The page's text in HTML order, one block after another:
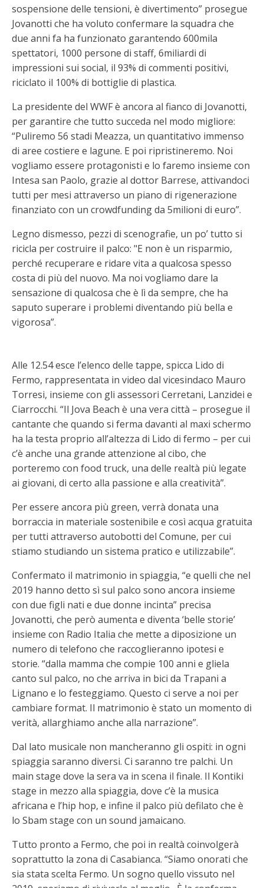
sospensione delle tensioni, è divertimento” prosegue
Jovanotti che ha voluto confermare la squadra che
due anni fa ha funzionato garantendo 600mila
spettatori, 1000 persone di staff, 6miliardi di
impressioni sui social, il 93% di commenti positivi,
riciclato il 100% di bottiglie di plastica.
La presidente del WWF è ancora al fianco di Jovanotti,
per garantire che tutto succeda nel modo migliore:
“Puliremo 56 stadi Meazza, un quantitativo immenso
di aree costiere e lagune. E poi ripristineremo. Noi
vogliamo essere protagonisti e lo faremo insieme con
Intesa san Paolo, grazie al dottor Barrese, attivandoci
tutti per mesi attraverso un piano di rigenerazione
finanziato con un crowdfunding da 5milioni di euro”.
Legno dismesso, pezzi di scenografie, un po’ tutto si
ricicla per costruire il palco: "E non è un risparmio,
perché recuperare e ridare vita a qualcosa spesso
costa di più del nuovo. Ma noi vogliamo dare la
sensazione di qualcosa che è lì da sempre, che ha
saputo superare i problemi diventando più bella e
vigorosa”.
Alle 12.54 esce l’elenco delle tappe, spicca Lido di
Fermo, rappresentata in video dal vicesindaco Mauro
Torresi, insieme con gli assessori Cerretani, Lanzidei e
Ciarrocchi. “Il Jova Beach è una vera città – prosegue il
cantante che quando si ferma davanti al maxi schermo
ha la testa proprio all’altezza di Lido di fermo – per cui
c’è anche una grande attenzione al cibo, che
porteremo con food truck, una delle realtà più legate
ai giovani, di certo alla passione e alla creatività”.
Per essere ancora più green, verrà donata una
borraccia in materiale sostenibile e così acqua gratuita
per tutti attraverso autobotti del Comune, per cui
stiamo studiando un sistema pratico e utilizzabile”.
Confermato il matrimonio in spiaggia, “e quelli che nel
2019 hanno detto sì sul palco sono ancora insieme
con due figli nati e due donne incinta” precisa
Jovanotti, che però aumenta e diventa ‘belle storie’
insieme con Radio Italia che mette a diposizione un
numero di telefono che raccoglieranno ipotesi e
storie. “dalla mamma che compie 100 anni e gliela
canto sul palco, no che arriva in bici da Trapani a
Lignano e lo festeggiamo. Questo ci serve a noi per
cambiare format. Il matrimonio è stato un momento di
verità, allarghiamo anche alla narrazione”.
Dal lato musicale non mancheranno gli ospiti: in ogni
spiaggia saranno diversi. Ci saranno tre palchi. Un
main stage dove la sera va in scena il finale. Il Kontiki
stage in mezzo alla spiaggia, dove c’è la musica
africana e l’hip hop, e infine il palco più defilato che è
lo Sbam stage con un sound jamaicano.
Tutto pronto a Fermo, che poi in realtà coinvolgerà
soprattutto la zona di Casabianca. “Siamo onorati che
sia stata scelta Fermo. Un sogno quello vissuto nel